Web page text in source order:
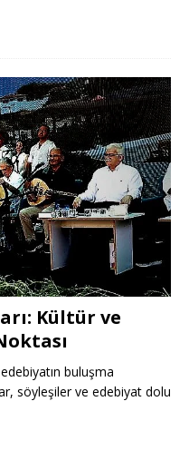
Kültür ve
buluşma
söyleşiler ve edebiyat dolu